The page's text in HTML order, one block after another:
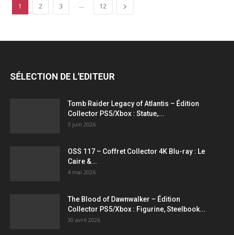
1 2 3 ... 12
SÉLECTION DE L'EDITEUR
Tomb Raider Legacy of Atlantis – Édition
Collector PS5/Xbox : Statue,...
3 juin 2026
OSS 117 – Coffret Collector 4K Blu-ray : Le
Caire &...
4 mai 2026
The Blood of Dawnwalker – Édition
Collector PS5/Xbox : Figurine, Steelbook...
30 avril 2026